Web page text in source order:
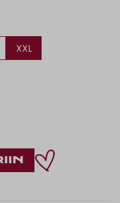
XXL